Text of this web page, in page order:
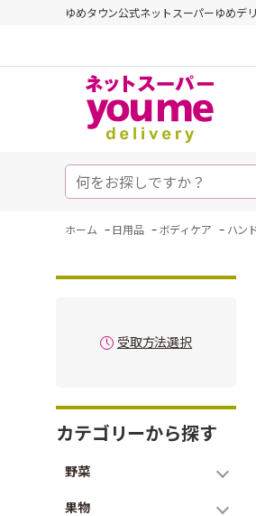
ゆめタウン公式ネットスーパーゆめデ
ホーム - 日用品 - ボディケア - ハン
受取方法選択
カテゴリーから探す
野菜
果物